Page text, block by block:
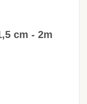
cm - 2m